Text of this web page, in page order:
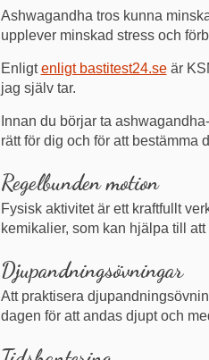
Ashwagandha tros kunna
upplever minskad stress och
Enligtenligt bastitest24.seär
jag själv tar.
Innan du börjar ta
rätt för dig och för att bestämma
Regelbunden motion
Fysisk aktivitet är ett kraftfullt
kemikalier, som kan hjälpa till
Djupandningsövningar
Att praktisera
dagen för att andas djupt och